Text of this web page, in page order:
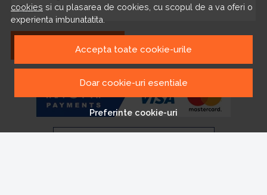
cookies si cu plasarea de cookies, cu scopul de a va oferi o
experienta imbunatatita.
Accepta toate cookie-urile
Doar cookie-uri esentiale
Preferinte cookie-uri
Email
Aboneaza-te